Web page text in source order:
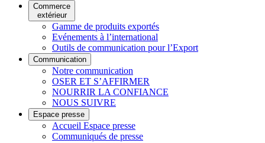
Commerce
extérieur
Gamme de produits exportés
Evénements à l’international
Outils de communication pour l’Export
Communication
Notre communication
OSER ET S’AFFIRMER
NOURRIR LA CONFIANCE
NOUS SUIVRE
Espace presse
Accueil Espace presse
Communiqués de presse